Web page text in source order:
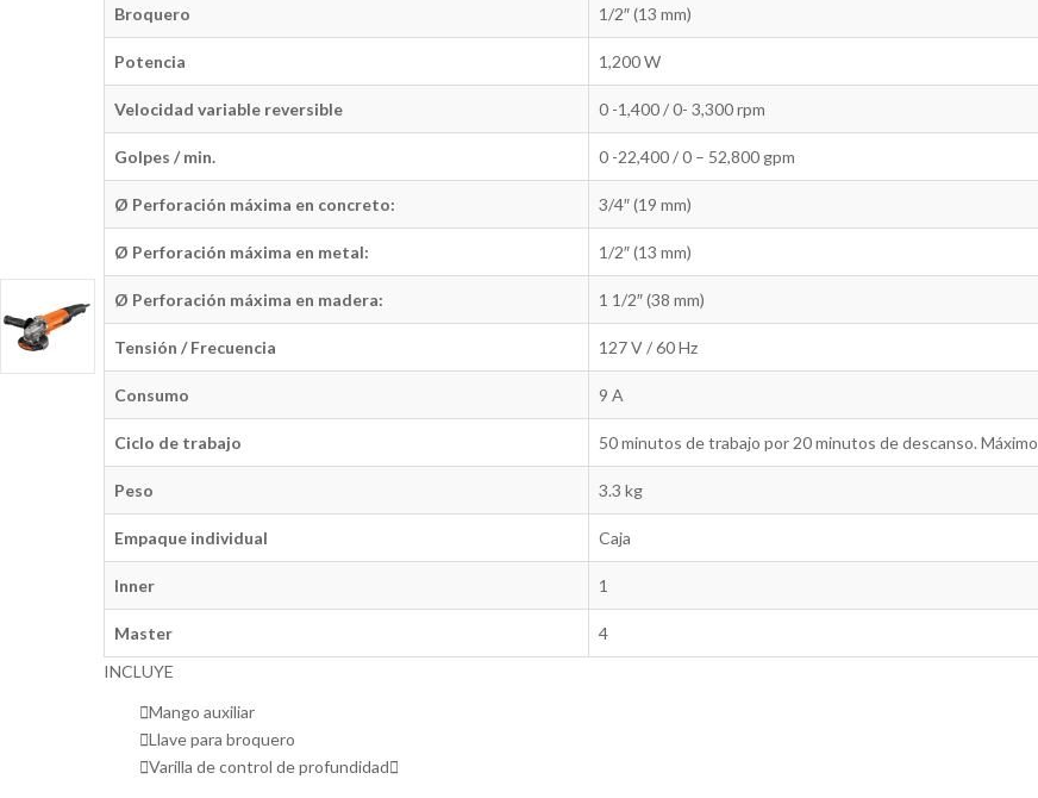
Broquero 1/2″ (13 mm)
Potencia 1,200 W
Velocidad variable reversible 0 -1,400 / 0- 3,300 rpm
Golpes / min. 0 -22,400 / 0 – 52,800 gpm
Ø Perforación máxima en concreto: 3/4″ (19 mm)
Ø Perforación máxima en metal: 1/2″ (13 mm)
Ø Perforación máxima en madera: 1 1/2″ (38 mm)
Tensión / Frecuencia 127 V / 60 Hz
Consumo 9 A
Ciclo de trabajo 50 minutos de trabajo por 20 minutos de descanso.
Peso 3.3 kg
Empaque individual Caja
Inner 1
Master
4
INCLUYE
Mango auxiliar
Llave para broquero
Varilla de control de profundidad